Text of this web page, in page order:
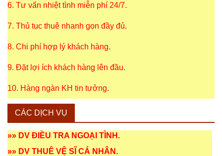
6. Tư vấn nhiệt tình miễn phí 24/7.
7. Thủ tục thuê nhanh gọn đầy đủ.
8. Chi phí hợp lý khách hàng.
9. Đặt lợi ích khách hàng lên đầu.
10. Hàng ngàn KH tin tưởng.
CÁC DỊCH VỤ
»» DV ĐIỀU TRA NGOẠI TÌNH .
»» DV THUÊ VỆ SĨ CÁ NHÂN .